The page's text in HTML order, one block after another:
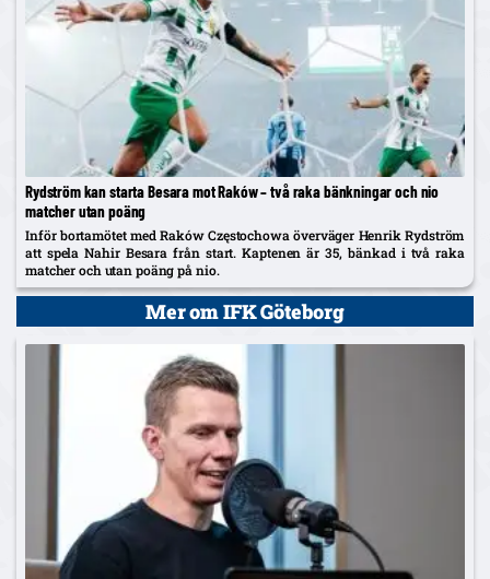
Rydström kan starta Besara mot Raków – två raka bänkningar och nio
matcher utan poäng
Inför bortamötet med Raków Częstochowa överväger Henrik Rydström
att spela Nahir Besara från start. Kaptenen är 35, bänkad i två raka
matcher och utan poäng på nio.
Mer om IFK Göteborg